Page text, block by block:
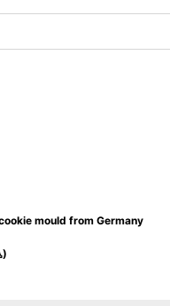
mould from Germany
)